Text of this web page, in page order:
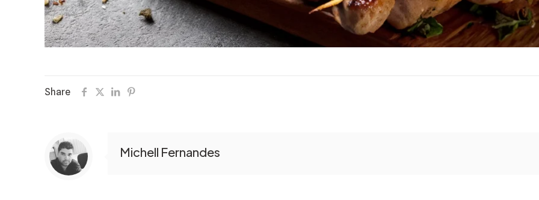
Share
Michell Fernandes